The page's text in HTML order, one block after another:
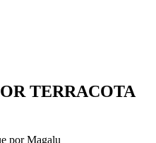
TERRACOTA
por Magalu